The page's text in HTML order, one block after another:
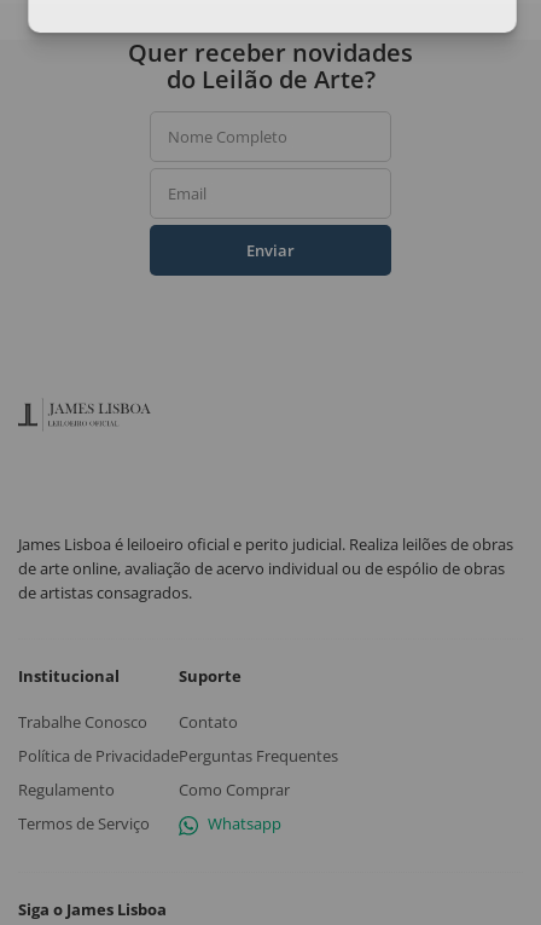
Quer receber novidades
do Leilão de Arte?
Nome Completo
Email
Enviar
James Lisboa é leiloeiro oficial e perito judicial. Realiza leilões de obras
de arte online, avaliação de acervo individual ou de espólio de obras
de artistas consagrados.
Institucional
Trabalhe Conosco
Política de Privacidade
Regulamento
Termos de Serviço
Suporte
Contato
Perguntas Frequentes
Como Comprar
Whatsapp
Siga o James Lisboa